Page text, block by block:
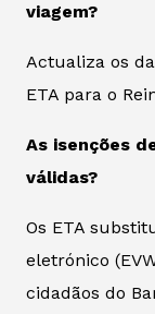
viagem?
Actualiza os
ETA para o
As isenções
válidas?
Os ETA
eletrónico
cidadãos do